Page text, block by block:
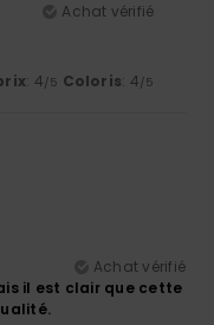
Achat vérifié
: 4/5 Coloris: 4/5
Achat vérifié
il est clair que cette